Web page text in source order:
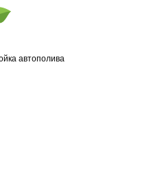
автополива